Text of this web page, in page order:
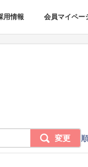
用情報 会員マイペー
変更